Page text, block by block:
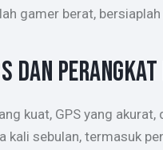
gamer berat,
DAN
kuat, GPS yang
kali sebulan, termasuk